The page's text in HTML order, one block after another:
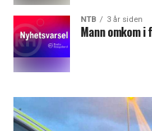
NTB 3 år siden
Mann omkom